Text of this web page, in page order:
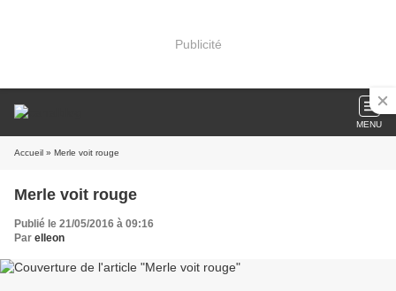
Publicité
MENU
Accueil » Merle voit rouge
Merle voit rouge
Publié le 21/05/2016 à 09:16
Par elleon